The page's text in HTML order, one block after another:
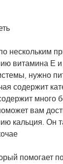
нескольким
витамина Е
нужно
содержит
много
вам
кальция. Он
помогает